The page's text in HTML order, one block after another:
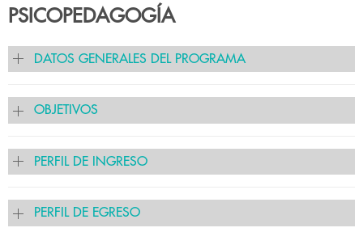
PSICOPEDAGOGÍA
DATOS GENERALES DEL PROGRAMA
OBJETIVOS
PERFIL DE INGRESO
PERFIL DE EGRESO